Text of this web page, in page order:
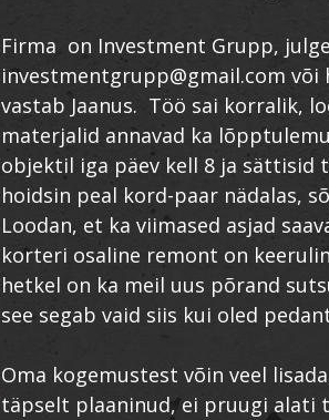
Firma on Investment Grupp,
investmentgrupp@gmail.com või
vastab Jaanus. Töö sai korralik,
materjalid annavad ka
objektil iga päev kell 8 ja sättisid
hoidsin peal kord-paar nädalas,
Loodan, et ka viimased asjad
korteri osaline remont on
hetkel on ka meil uus põrand
see segab vaid siis kui oled
Oma kogemustest võin veel
täpselt plaaninud, ei pruugi alati